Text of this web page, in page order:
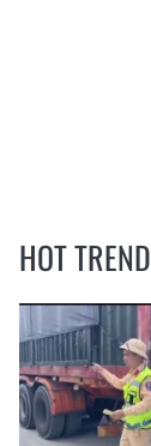
HOT TREND